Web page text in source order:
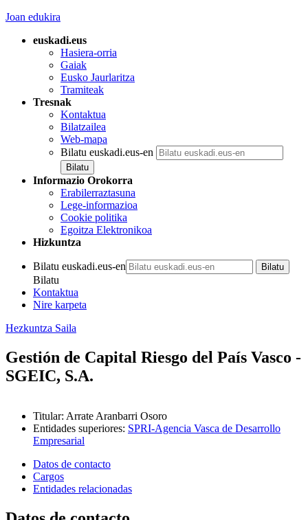
Joan edukira
euskadi.eus
Hasiera-orria
Gaiak
Eusko Jaurlaritza
Tramiteak
Tresnak
Kontaktua
Bilatzailea
Web-mapa
Bilatu euskadi.eus-en
Informazio Orokorra
Erabilerraztasuna
Lege-informazioa
Cookie politika
Egoitza Elektronikoa
Hizkuntza
Bilatu euskadi.eus-en
Bilatu
Kontaktua
Nire karpeta
Hezkuntza Saila
Gestión de Capital Riesgo del País Vasco -
SGEIC, S.A.
Titular: Arrate Aranbarri Osoro
Entidades superiores: SPRI-Agencia Vasca de Desarrollo
Empresarial
Datos de contacto
Cargos
Entidades relacionadas